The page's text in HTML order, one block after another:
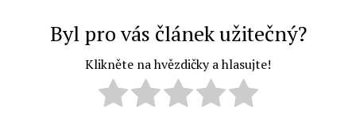
Byl pro vás článek užitečný?
Klikněte na hvězdičky a hlasujte!